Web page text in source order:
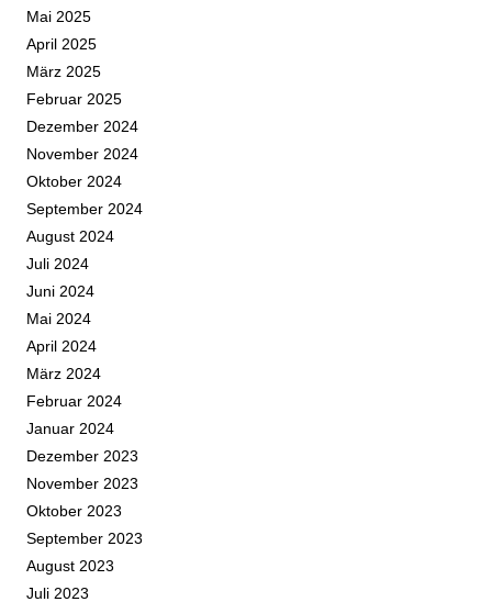
Mai 2025
April 2025
März 2025
Februar 2025
Dezember 2024
November 2024
Oktober 2024
September 2024
August 2024
Juli 2024
Juni 2024
Mai 2024
April 2024
März 2024
Februar 2024
Januar 2024
Dezember 2023
November 2023
Oktober 2023
September 2023
August 2023
Juli 2023